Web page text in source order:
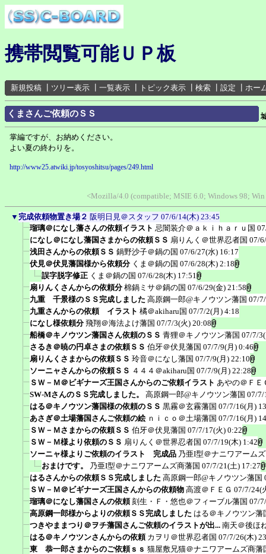
携帯閲覧可能ＵＰ板
新規投稿 ツリー表示 一覧表示 トピック表示 検索 設定 ホー
くまさんご依頼のＳＳ
掌編ですが、お納めください。
よい夏の終わりを。
http://www25.atwiki.jp/tosyoshitsu/pages/249.html
<Mozilla/4.0 (compatible; MSIE 6.0; Windows 98;
▼ 完成依頼物置き場２ 阪明日見＠スタッフ 07/6/14(木) 23:45
瑠璃＠になし藩さんの依頼イラスト 忌闇装介＠ａｋｉｈａｒｕ国
になし＠になし藩国さまからの依頼ＳＳ 扇りんく＠世界忍者国 07/
浅田さんからの依頼ＳＳ 鍋野沙子＠鍋の国 07/6/27(水) 16:17
伏見＠伏見藩国様から依頼分 くま＠鍋の国 07/6/28(木) 2:18
誤字脱字修正 くま＠鍋の国 07/6/28(木) 17:51
扇りんくさんからの依頼分 棉鍋ミサ＠鍋の国 07/6/29(金) 21:58
九重 千景様のＳＳ完成しました 高原鋼一郎@キノウツン藩国 07/
九重さんからの依頼 イラスト 橘＠akiharu国 07/7/2(月) 4:18
になし様依頼分 飛翔＠海法よけ藩国 07/7/3(火) 20:08
船橋＠キノウツン藩国さん依頼のＳＳ 青狸＠キノウツン藩国 07/7/
さるき＠暁の円卓さまの依頼ＳＳ 伯牙＠伏見藩国 07/7/9(月) 0:46
扇りんくさまからの依頼ＳＳ 玲音＠になし藩国 07/7/9(月) 22:10
ソーニャさんからの依頼ＳＳ ４４４＠akiharu国 07/7/9(月) 22:28
ＳＷ－Ｍ＠ビギナーズ王国さんからのご依頼イラスト あやの＠ＦＥ
SW-MさんのＳＳ完成しました。
高原鋼一郎@キノウツン藩国 07/7/
はる＠キノウツン藩国様の依頼のＳＳ 黒霧＠玄霧藩国 07/7/16(月)
あさぎ＠土場藩国さんご依頼の絵 ｎｉｃｏ＠土場藩国 07/7/16(月)
ＳＷ－Ｍさまからの依頼ＳＳ 伯牙＠伏見藩国 07/7/17(火) 0:22
ＳＷ－Ｍ様より依頼のＳＳ 扇りんく＠世界忍者国 07/7/19(木) 1:42
ソーニャ様よりご依頼のイラスト 完成品 乃亜I型＠ナニワアーム
おまけです。
乃亜I型＠ナニワアームズ商藩国 07/7/21(土) 17:27
はるさんからの依頼ＳＳ完成しました 高原鋼一郎@キノウツン藩国
ＳＷ－Ｍ＠ビギナーズ王国さんからの依頼物 高渡＠ＦＥＧ 07/7/24(
瑠璃＠になし藩国さんの依頼 刻生・Ｆ・悠也＠フィーブル藩国 07/
高原鋼一郎様からよりの依頼ＳＳ完成しました はる＠キノウツン藩
つきやままつり＠ヲチ藩国さんご依頼のイラストが出... 南天＠後ほ
はる＠キノウツンさんからの依頼 カヲリ＠世界忍者国 07/7/26(木)
東 恭一郎さまからのご依頼ｓｓ 猫屋敷兄猫＠ナニワアームズ商藩